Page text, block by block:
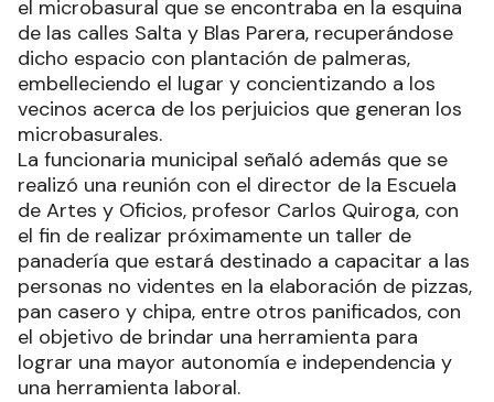
el microbasural que se encontraba en la esquina
de las calles Salta y Blas Parera, recuperándose
dicho espacio con plantación de palmeras,
embelleciendo el lugar y concientizando a los
vecinos acerca de los perjuicios que generan los
microbasurales.
La funcionaria municipal señaló además que se
realizó una reunión con el director de la Escuela
de Artes y Oficios, profesor Carlos Quiroga, con
el fin de realizar próximamente un taller de
panadería que estará destinado a capacitar a las
personas no videntes en la elaboración de pizzas,
pan casero y chipa, entre otros panificados, con
el objetivo de brindar una herramienta para
lograr una mayor autonomía e independencia y
una herramienta laboral.